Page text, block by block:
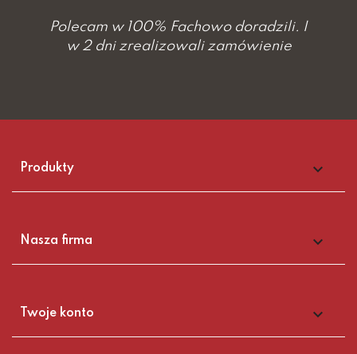
Polecam w 100% Fachowo doradzili. I
w 2 dni zrealizowali zamówienie
Produkty 
Nasza firma 
Twoje konto 